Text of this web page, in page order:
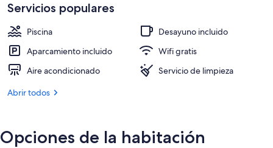
Una piscina al aire libre, una piscina
Servicios populares
Piscina
Desayuno incluido
Aparcamiento incluido
Wifi gratis
Aire acondicionado
Servicio de limpieza
Abrir todos
Opciones de la habitación